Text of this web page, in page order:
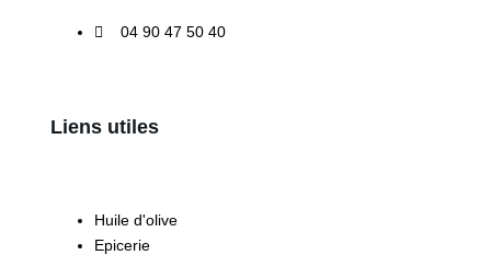
04 90 47 50 40
Liens utiles
Huile d'olive
Epicerie